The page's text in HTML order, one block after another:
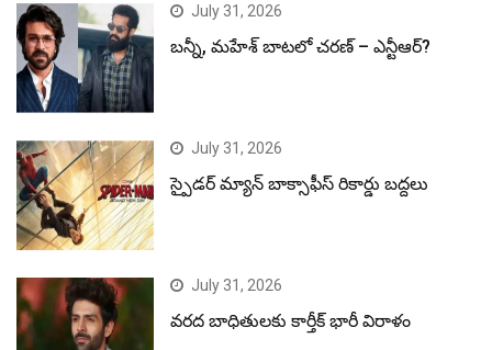
July 31, 2026
బన్నీ, మహేశ్ బాటలో చరణ్ – ఎన్టీఆర్?
July 31, 2026
స్పైడర్ మ్యాన్ బాక్సాఫీస్ రికార్డు బద్దలు
July 31, 2026
వరద బాధితులకు కార్తీక్ భారీ విరాళం